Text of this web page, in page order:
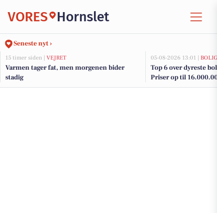
VORES Hornslet
Seneste nyt ›
15 timer siden | VEJRET
Varmen tager fat, men morgenen bider
stadig
05-08-2026 13:01 |
Top 6 over dyreste
Priser op til